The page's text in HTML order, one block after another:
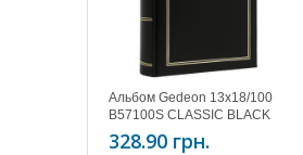
Альбом Gedeon 13х18/100
B57100S CLASSIC BLACK
328.90 грн.